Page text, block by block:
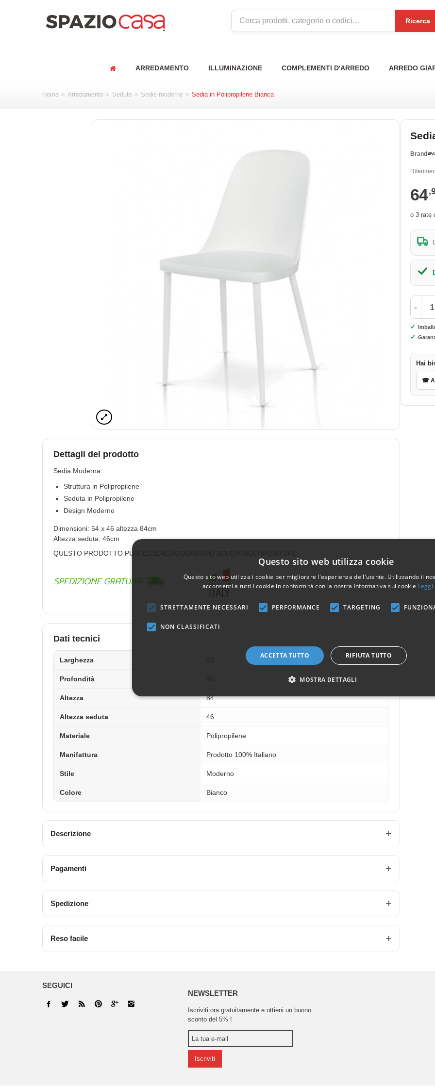
Ricerca
ARREDAMENTO ILLUMINAZIONE COMPLEMENTI D'ARREDO ARREDO
Home > Arredamento > Sedute > Sedie moderne > Sedia in Polipropilene Bianca
Dettagli del prodotto
Sedia Moderna:
Struttura in Polipropilene
Seduta in Polipropilene
Design Moderno
Dimensioni: 54 x 46 altezza 84cm
Altezza seduta: 46cm
QUESTO PRODOTTO PUO' ESSERE ACQUISTATO SOLO A MULTIPLI DI 2PZ.
Dati tecnici
Larghezza
Profondità
Altezza 84
Altezza seduta 46
Materiale Polipropilene
Manifattura Prodotto 100% Italiano
Stile Moderno
Colore Bianco
Descrizione
Pagamenti
Spedizione
Reso facile
Brand
64
-
✓
✓
Hai
☎
SEGUICI
NEWSLETTER
Iscriviti ora gratuitamente e ottieni un buono
sconto del 5% !
Iscriviti
Questo sito web utilizza cookie
Questo sito web utilizza i cookie per migliorare l'esperienza dell'utente. Utilizzando il
acconsenti a tutti i cookie in conformità con la nostra Informativa sui cookie
STRETTAMENTE NECESSARI PERFORMANCE TARGETING
NON CLASSIFICATI
ACCETTA TUTTO RIFIUTA TUTTO
MOSTRA DETTAGLI